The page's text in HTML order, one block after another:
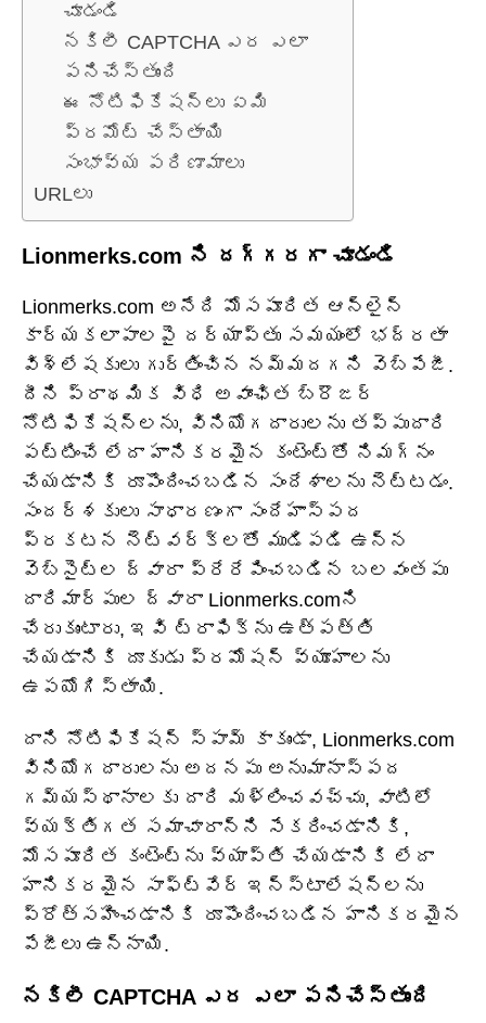
చూడండి
నకిలీ CAPTCHA ఎర ఎలా
పనిచేస్తుంది
ఈ నోటిఫికేషన్‌లు ఏమి
ప్రమోట్ చేస్తాయి
సంభావ్య పరిణామాలు
URLలు
Lionmerks.com ని దగ్గరగా చూడండి
Lionmerks.com అనేది మోసపూరిత ఆన్‌లైన్
కార్యకలాపాలపై దర్యాప్తు సమయంలో భద్రతా
విశ్లేషకులు గుర్తించిన నమ్మదగని వెబ్‌పేజీ.
దీని ప్రాథమిక విధి అవాంఛిత బ్రౌజర్
నోటిఫికేషన్‌లను, వినియోగదారులను తప్పుదారి
పట్టించే లేదా హానికరమైన కంటెంట్‌తో నిమగ్నం
చేయడానికి రూపొందించబడిన సందేశాలను నెట్టడం.
సందర్శకులు సాధారణంగా సందేహాస్పద
ప్రకటన నెట్‌వర్క్‌లతో ముడిపడి ఉన్న
వెబ్‌సైట్‌ల ద్వారా ప్రేరేపించబడిన బలవంతపు
దారిమార్పుల ద్వారా Lionmerks.comని
చేరుకుంటారు, ఇవి ట్రాఫిక్‌ను ఉత్పత్తి
చేయడానికి దూకుడు ప్రమోషన్ వ్యూహాలను
ఉపయోగిస్తాయి.
దాని నోటిఫికేషన్ స్పామ్ కాకుండా, Lionmerks.com
వినియోగదారులను అదనపు అనుమానాస్పద
గమ్యస్థానాలకు దారి మళ్లించవచ్చు, వాటిలో
వ్యక్తిగత సమాచారాన్ని సేకరించడానికి,
మోసపూరిత కంటెంట్‌ను వ్యాప్తి చేయడానికి లేదా
హానికరమైన సాఫ్ట్‌వేర్ ఇన్‌స్టాలేషన్‌లను
ప్రోత్సహించడానికి రూపొందించబడిన హానికరమైన
పేజీలు ఉన్నాయి.
నకిలీ CAPTCHA ఎర ఎలా పనిచేస్తుంది